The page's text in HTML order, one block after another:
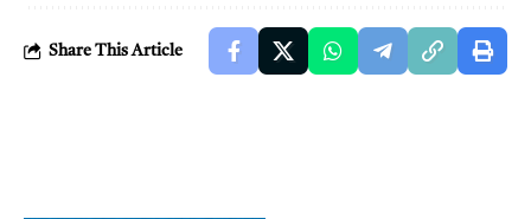
Share This Article